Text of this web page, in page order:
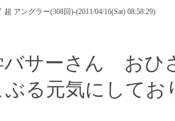
超 アングラー(308回)-(2011/04/16(Sat) 08:58:29)
バサーさん おひ
ぶる元気にしてお